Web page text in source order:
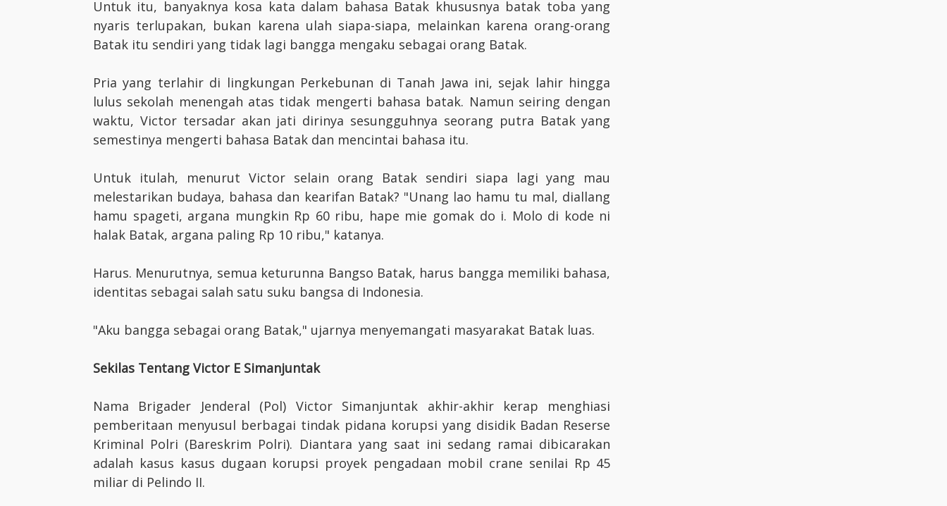
Untuk itu, banyaknya kosa kata dalam bahasa Batak khususnya batak toba yang
nyaris terlupakan, bukan karena ulah siapa-siapa, melainkan karena orang-orang
Batak itu sendiri yang tidak lagi bangga mengaku sebagai orang Batak.
Pria yang terlahir di lingkungan Perkebunan di Tanah Jawa ini, sejak lahir hingga
lulus sekolah menengah atas tidak mengerti bahasa batak. Namun seiring dengan
waktu, Victor tersadar akan jati dirinya sesungguhnya seorang putra Batak yang
semestinya mengerti bahasa Batak dan mencintai bahasa itu.
Untuk itulah, menurut Victor selain orang Batak sendiri siapa lagi yang mau
melestarikan budaya, bahasa dan kearifan Batak? "Unang lao hamu tu mal, diallang
hamu spageti, argana mungkin Rp 60 ribu, hape mie gomak do i. Molo di kode ni
halak Batak, argana paling Rp 10 ribu," katanya.
Harus. Menurutnya, semua keturunna Bangso Batak, harus bangga memiliki bahasa,
identitas sebagai salah satu suku bangsa di Indonesia.
"Aku bangga sebagai orang Batak," ujarnya menyemangati masyarakat Batak luas.
Sekilas Tentang Victor E Simanjuntak
Nama Brigader Jenderal (Pol) Victor Simanjuntak akhir-akhir kerap menghiasi
pemberitaan menyusul berbagai tindak pidana korupsi yang disidik Badan Reserse
Kriminal Polri (Bareskrim Polri). Diantara yang saat ini sedang ramai dibicarakan
adalah kasus kasus dugaan korupsi proyek pengadaan mobil crane senilai Rp 45
miliar di Pelindo II.